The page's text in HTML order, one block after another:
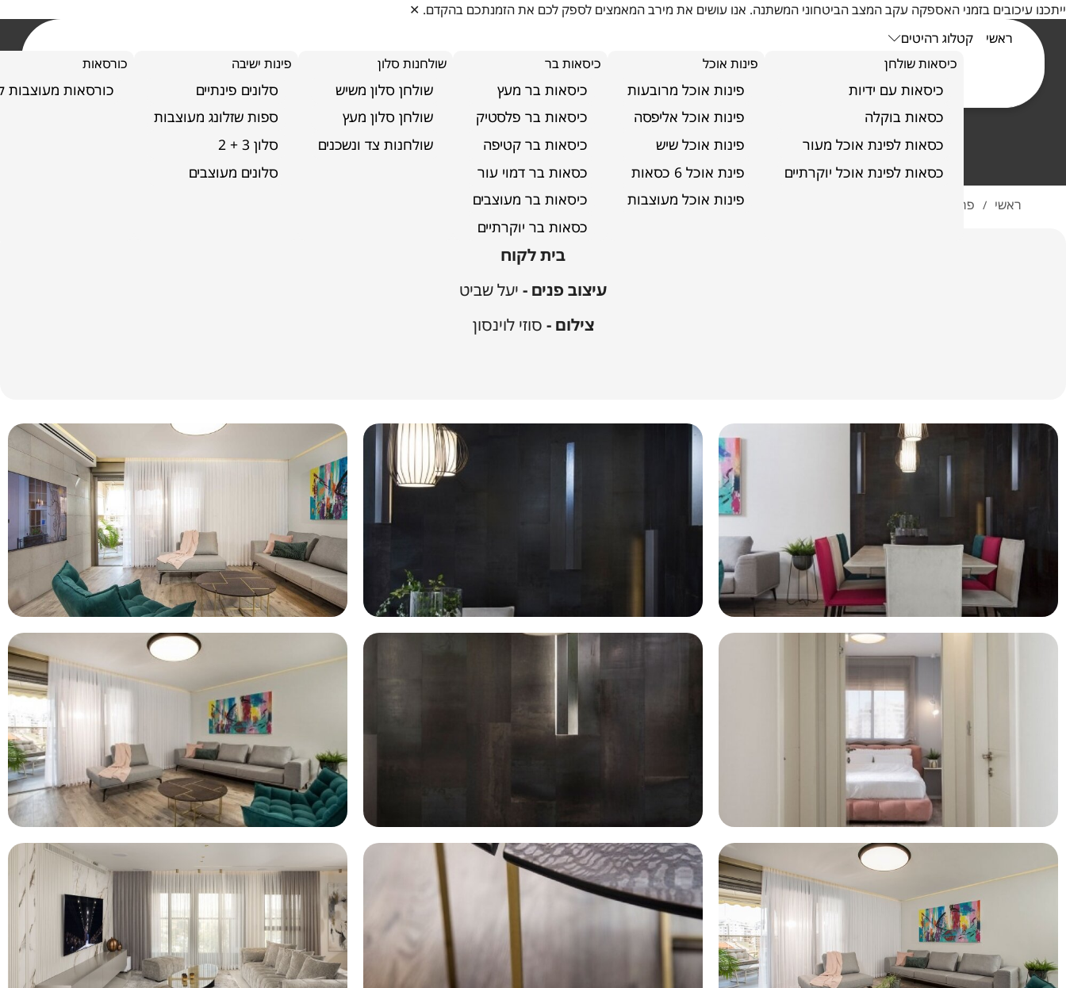
ייתכנו עיכובים בזמני האספקה עקב המצב הביטחוני המשתנה. אנו עושים את מירב המאמצים לספק לכם את הזמנתכם בהקדם. ✕
ראשי
קטלוג רהיטים
כיסאות שולחן
כיסאות עם ידיות
כסאות בוקלה
כסאות לפינת אוכל מעור
כסאות לפינת אוכל יוקרתיים
פינות אוכל
פינות אוכל מרובעות
פינות אוכל אליפסה
פינות אוכל שיש
פינת אוכל 6 כסאות
פינות אוכל מעוצבות
כיסאות בר
כיסאות בר מעץ
כיסאות בר פלסטיק
כיסאות בר קטיפה
כסאות בר דמוי עור
כיסאות בר מעוצבים
כסאות בר יוקרתיים
שולחנות סלון
שולחן סלון משיש
שולחן סלון מעץ
שולחנות צד ונשכנים
פינות ישיבה
סלונים פינתיים
ספות שזלונג מעוצבות
סלון 3 + 2
סלונים מעוצבים
כורסאות
כורסאות מעוצבות
דירה בירושלים ראשי / פרויקטים
בית לקוח
עיצוב פנים - יעל שביט
צילום - סוזי לוינסון